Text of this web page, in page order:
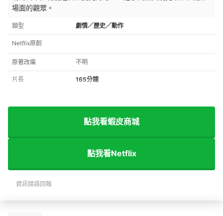
場面的觀眾。
類型 劇情／歷史／動作
Netflix原創
原著改編 不明
片長 165分鐘
點我看蝦皮商城
點我看Netflix
資訊錯誤回報